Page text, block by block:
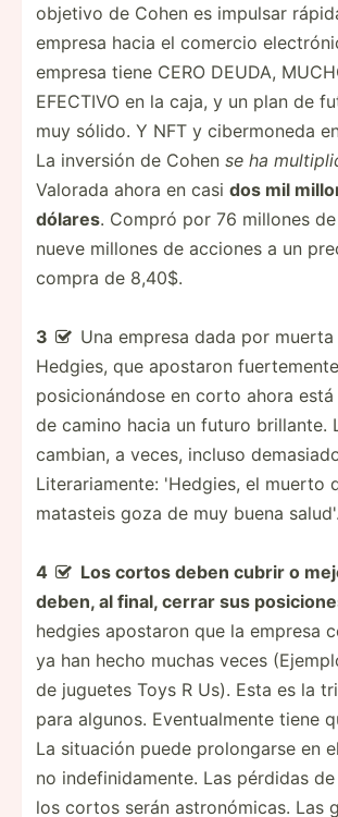
objetivo de Cohen es impulsar
empresa hacia el comercio
empresa tiene CERO DEUDA,
EFECTIVO en la caja, y un plan de
muy sólido. Y NFT y cibermoneda
La inversión de Cohen se ha
Valorada ahora en casi dos mil
dólares. Compró por 76 millones
nueve millones de acciones a un
compra de 8,40$.
3  Una empresa dada por
Hedgies, que apostaron fuertemente
posicionándose en corto ahora
de camino hacia un futuro brillante.
cambian, a veces, incluso
Literariamente: 'Hedgies, el muerto
matasteis goza de muy buena salud'.
4  Los cortos deben cubrir o
deben, al final, cerrar sus
hedgies apostaron que la empresa
ya han hecho muchas veces
de juguetes Toys R Us). Esta es la
para algunos. Eventualmente tiene
La situación puede prolongarse en
no indefinidamente. Las pérdidas
los cortos serán astronómicas. Las